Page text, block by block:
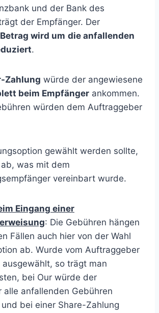
und der Bank des
der Empfänger. Der
wird um die anfallenden
.
Zahlung würde der angewiesene
beim Empfänger ankommen.
würden dem Auftraggeber
gewählt werden sollte,
was mit dem
vereinbart wurde.
Eingang einer
: Die Gebühren hängen
Fällen auch hier von der Wahl
ab. Wurde vom Auftraggeber
ausgewählt, so trägt man
bei Our würde der
alle anfallenden Gebühren
bei einer Share-Zahlung